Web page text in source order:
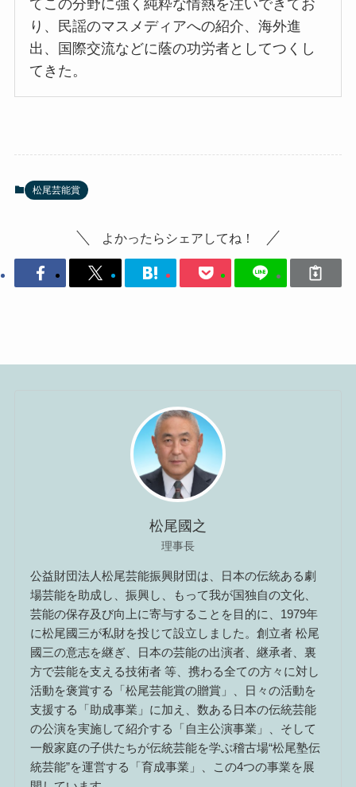
てこの分野に強く純粋な情熱を注いできてお
り、民謡のマスメディアへの紹介、海外進
出、国際交流などに蔭の功労者としてつくし
てきた。
松尾芸能賞
よかったらシェアしてね！
松尾國之
理事長
公益財団法人松尾芸能振興財団は、日本の伝統ある劇
場芸能を助成し、振興し、もって我が国独自の文化、
芸能の保存及び向上に寄与することを目的に、1979年
に松尾國三が私財を投じて設立しました。創立者 松尾
國三の意志を継ぎ、日本の芸能の出演者、継承者、裏
方で芸能を支える技術者 等、携わる全ての方々に対し
活動を褒賞する「松尾芸能賞の贈賞」、日々の活動を
支援する「助成事業」に加え、数ある日本の伝統芸能
の公演を実施して紹介する「自主公演事業」、そして
一般家庭の子供たちが伝統芸能を学ぶ稽古場“松尾塾伝
統芸能”を運営する「育成事業」、この4つの事業を展